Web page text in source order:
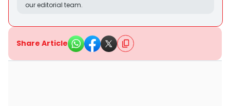
our editorial team.
Share Article